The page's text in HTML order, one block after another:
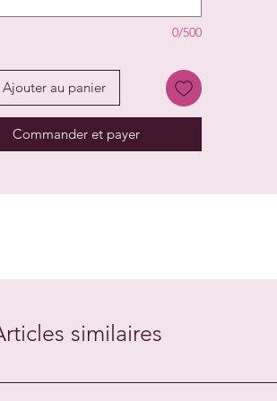
0/500
Ajouter au panier
Commander et payer
similaires